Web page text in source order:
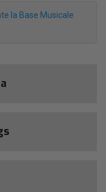
la Base Musicale